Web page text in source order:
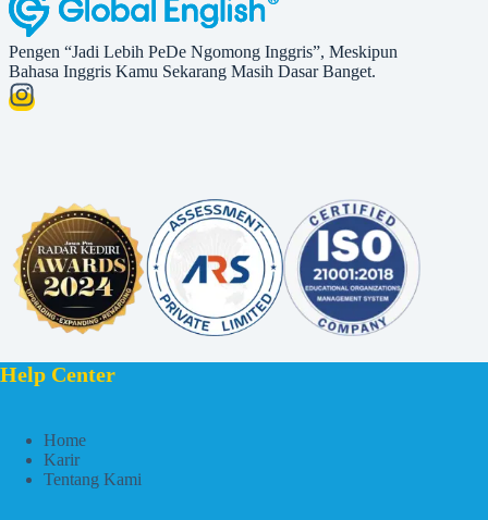
Pengen “Jadi Lebih PeDe Ngomong Inggris”, Meskipun
Bahasa Inggris Kamu Sekarang Masih Dasar Banget.
Help Center
Home
Karir
Tentang Kami